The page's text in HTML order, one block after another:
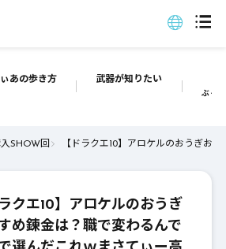
あの歩き方 武器が知りたい
ぶっ
SHOW回 【ドラクエ10】アロケルのおうぎお
ラクエ10】アロケルのおうぎ
め錬金は？職で変わるんで